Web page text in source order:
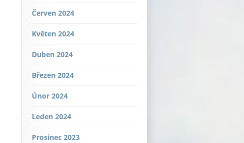
Červen 2024
Květen 2024
Duben 2024
Březen 2024
Únor 2024
Leden 2024
Prosinec 2023